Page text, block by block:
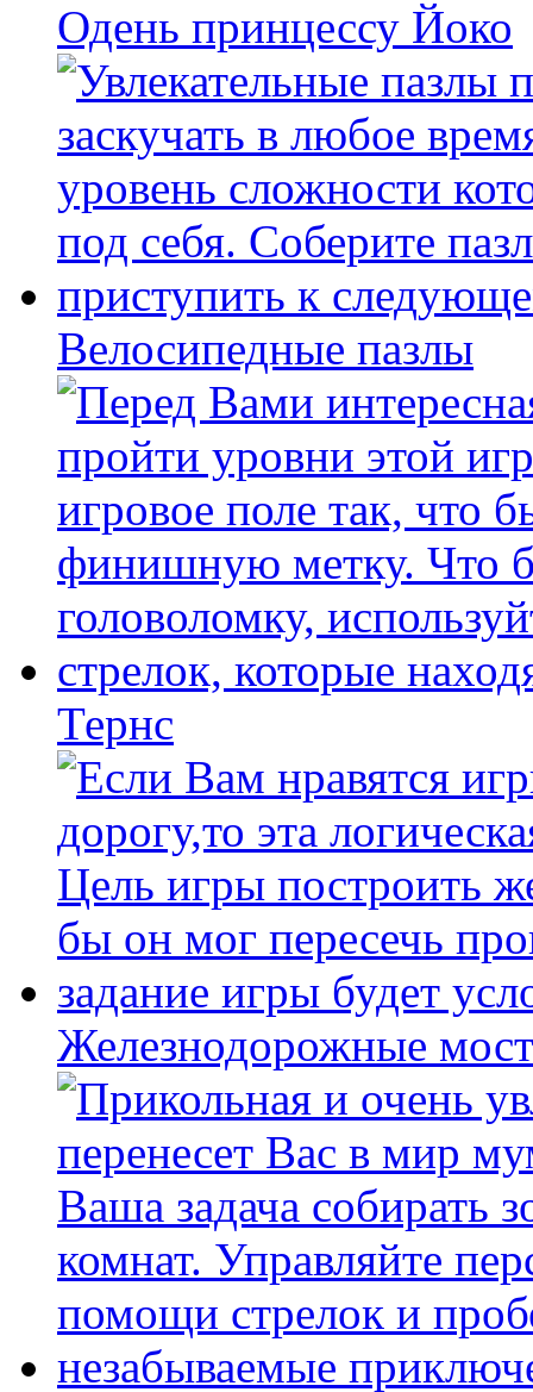
Одень принцессу Йоко
Велосипедные пазлы
Тернс
Железнодорожные